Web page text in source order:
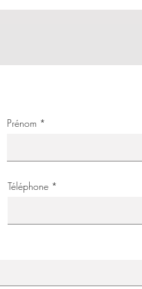
Prénom
Téléphone